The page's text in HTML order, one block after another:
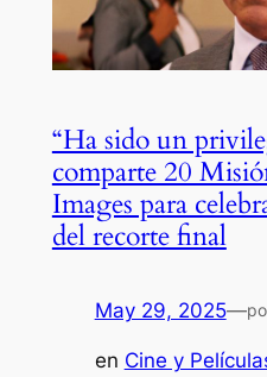
“Ha sido un
comparte 20
Images para
del recorte final
May 29, 2025—
en Cine y